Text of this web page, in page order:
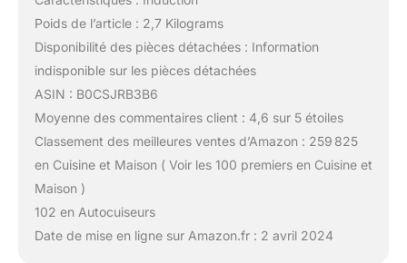
Poids de l’article : 2,7 Kilograms
Disponibilité des pièces détachées : Information
indisponible sur les pièces détachées
ASIN : B0CSJRB3B6
Moyenne des commentaires client : 4,6 sur 5 étoiles
Classement des meilleures ventes d’Amazon : 259 825
en Cuisine et Maison ( Voir les 100 premiers en Cuisine et
Maison )
102 en Autocuiseurs
Date de mise en ligne sur Amazon.fr : 2 avril 2024